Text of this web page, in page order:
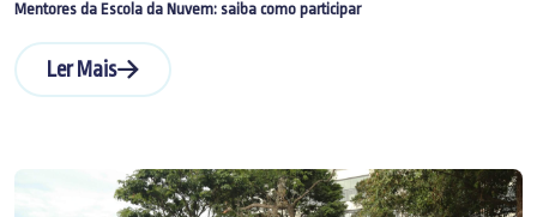
Mentores da Escola da Nuvem: saiba como participar
Ler Mais